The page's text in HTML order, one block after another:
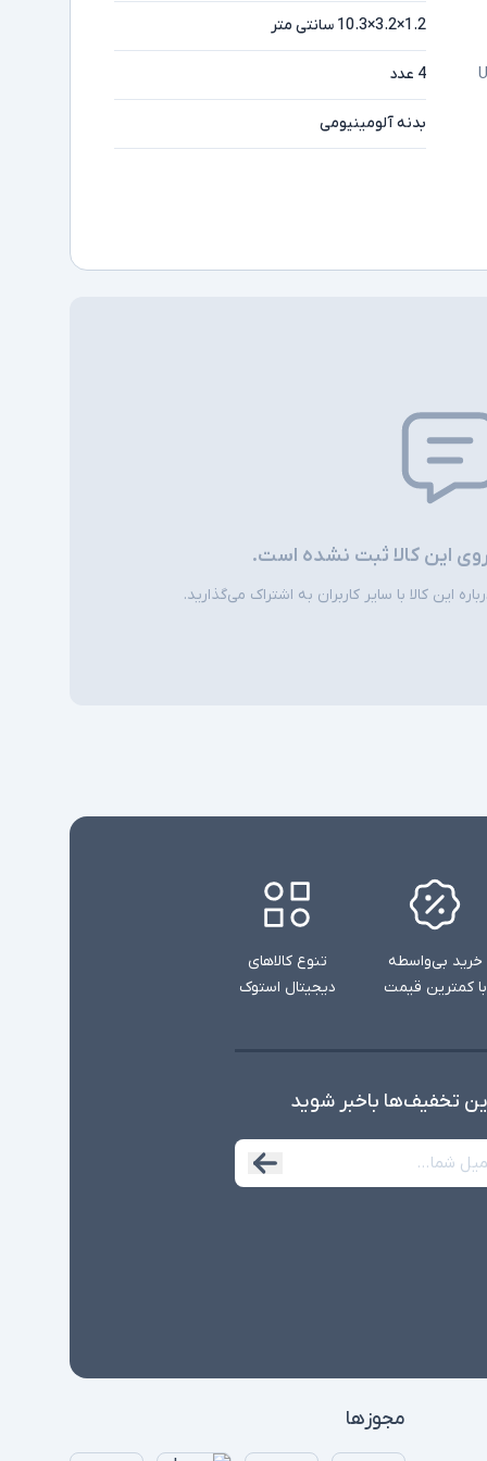
1.2×3.2×10.3 سانتی متر
4 عدد
بدنه آلومینیومی
این کالا ثبت نشده است.
این کالا با سایر کاربران به اشتراک می‌گذارید.
خرید بی‌واسطه
با کمترین قیمت
تنوع کالاهای
دیجیتال استوک
تخفیف‌ها با‌خبر شوید
مجوزها